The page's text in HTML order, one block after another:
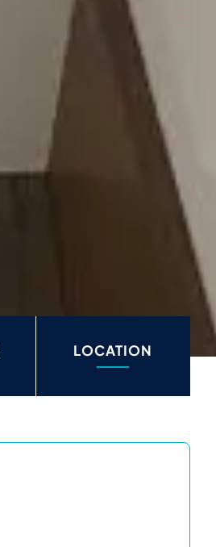
LOCATION